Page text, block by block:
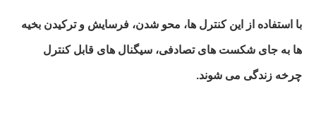
با استفاده از این کنترل ها، محو شدن، فرسایش و ترکیدن بخیه
ها به جای شکست های تصادفی، سیگنال های قابل کنترل
چرخه زندگی می شوند.